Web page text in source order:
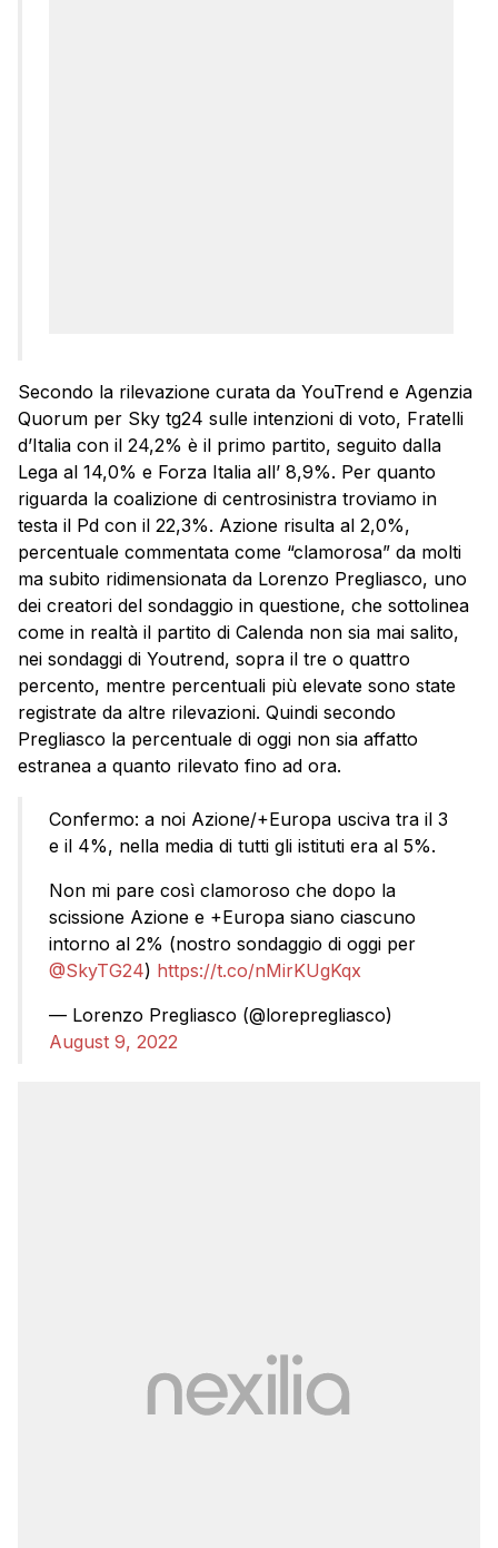
Secondo la rilevazione curata da YouTrend e Agenzia
Quorum per Sky tg24 sulle intenzioni di voto, Fratelli
d’Italia con il 24,2% è il primo partito, seguito dalla
Lega al 14,0% e Forza Italia all’ 8,9%. Per quanto
riguarda la coalizione di centrosinistra troviamo in
testa il Pd con il 22,3%. Azione risulta al 2,0%,
percentuale commentata come “clamorosa” da molti
ma subito ridimensionata da Lorenzo Pregliasco, uno
dei creatori del sondaggio in questione, che sottolinea
come in realtà il partito di Calenda non sia mai salito,
nei sondaggi di Youtrend, sopra il tre o quattro
percento, mentre percentuali più elevate sono state
registrate da altre rilevazioni. Quindi secondo
Pregliasco la percentuale di oggi non sia affatto
estranea a quanto rilevato fino ad ora.
Confermo: a noi Azione/+Europa usciva tra il 3
e il 4%, nella media di tutti gli istituti era al 5%.
Non mi pare così clamoroso che dopo la
scissione Azione e +Europa siano ciascuno
intorno al 2% (nostro sondaggio di oggi per
@SkyTG24) https://t.co/nMirKUgKqx
— Lorenzo Pregliasco (@lorepregliasco)
August 9, 2022